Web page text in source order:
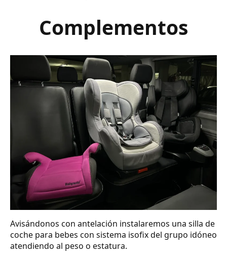
Complementos
Avisándonos con antelación instalaremos una silla de
coche para bebes con sistema isofix del grupo idóneo
atendiendo al peso o estatura.